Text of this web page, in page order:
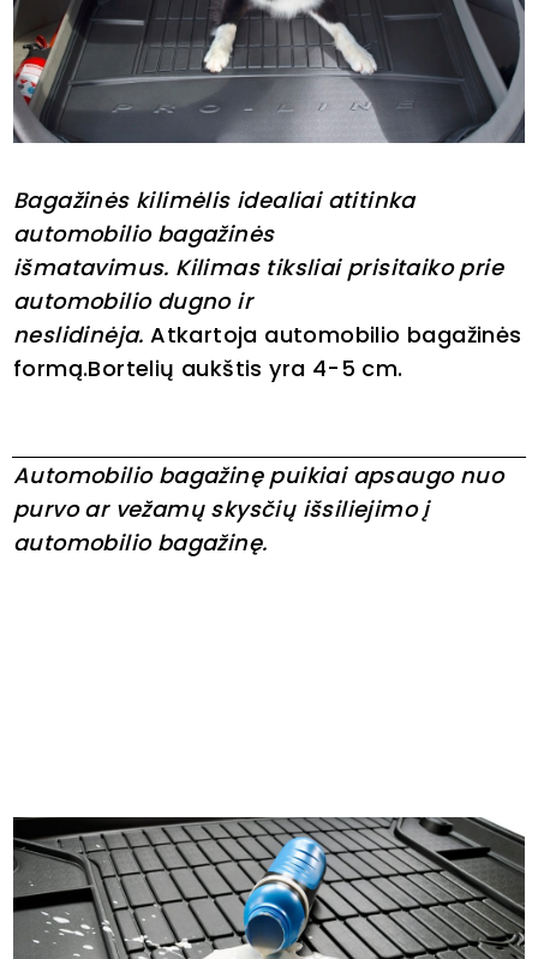
Bagažinės kilimėlis idealiai atitinka
automobilio bagažinės
išmatavimus. Kilimas tiksliai prisitaiko prie
automobilio dugno ir
neslidinėja.Atkartoja automobilio bagažinės
formą.Bortelių aukštis yra 4-5 cm.
Automobilio bagažinę puikiai apsaugo nuo
purvo ar vežamų skysčių išsiliejimo į
automobilio bagažinę.